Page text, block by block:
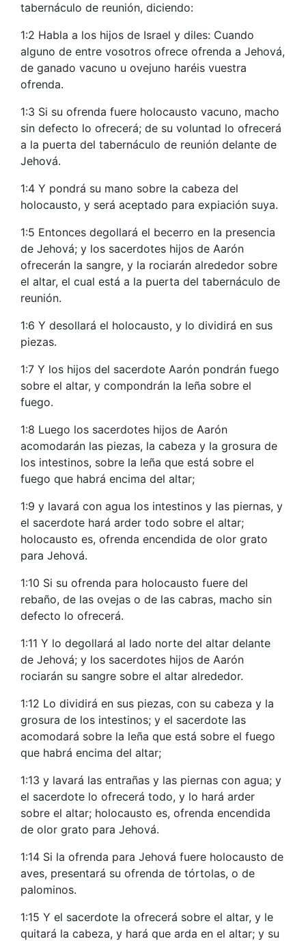
tabernáculo de reunión, diciendo:
1:2 Habla a los hijos de Israel y diles: Cuando
alguno de entre vosotros ofrece ofrenda a Jehová,
de ganado vacuno u ovejuno haréis vuestra
ofrenda.
1:3 Si su ofrenda fuere holocausto vacuno, macho
sin defecto lo ofrecerá; de su voluntad lo ofrecerá
a la puerta del tabernáculo de reunión delante de
Jehová.
1:4 Y pondrá su mano sobre la cabeza del
holocausto, y será aceptado para expiación suya.
1:5 Entonces degollará el becerro en la presencia
de Jehová; y los sacerdotes hijos de Aarón
ofrecerán la sangre, y la rociarán alrededor sobre
el altar, el cual está a la puerta del tabernáculo de
reunión.
1:6 Y desollará el holocausto, y lo dividirá en sus
piezas.
1:7 Y los hijos del sacerdote Aarón pondrán fuego
sobre el altar, y compondrán la leña sobre el
fuego.
1:8 Luego los sacerdotes hijos de Aarón
acomodarán las piezas, la cabeza y la grosura de
los intestinos, sobre la leña que está sobre el
fuego que habrá encima del altar;
1:9 y lavará con agua los intestinos y las piernas, y
el sacerdote hará arder todo sobre el altar;
holocausto es, ofrenda encendida de olor grato
para Jehová.
1:10 Si su ofrenda para holocausto fuere del
rebaño, de las ovejas o de las cabras, macho sin
defecto lo ofrecerá.
1:11 Y lo degollará al lado norte del altar delante
de Jehová; y los sacerdotes hijos de Aarón
rociarán su sangre sobre el altar alrededor.
1:12 Lo dividirá en sus piezas, con su cabeza y la
grosura de los intestinos; y el sacerdote las
acomodará sobre la leña que está sobre el fuego
que habrá encima del altar;
1:13 y lavará las entrañas y las piernas con agua; y
el sacerdote lo ofrecerá todo, y lo hará arder
sobre el altar; holocausto es, ofrenda encendida
de olor grato para Jehová.
1:14 Si la ofrenda para Jehová fuere holocausto de
aves, presentará su ofrenda de tórtolas, o de
palominos.
1:15 Y el sacerdote la ofrecerá sobre el altar, y le
quitará la cabeza, y hará que arda en el altar; y su